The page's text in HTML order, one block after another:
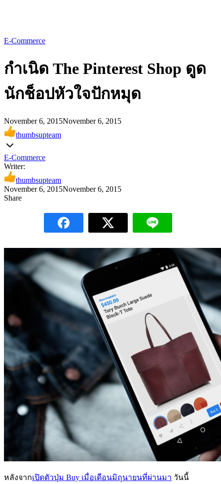
E-Commerce
กำเนิด The Pinterest Shop ดูด
นักช็อปหัวใจปักหมุด
November 6, 2015November 6, 2015
thumbsupteam
E-Commerce
Writer:
thumbsupteam
November 6, 2015November 6, 2015
Share
หลังจากเปิดตัวปุ่ม Buy เมื่อเดือนมิถุนายนที่ผ่านมา วันนี้